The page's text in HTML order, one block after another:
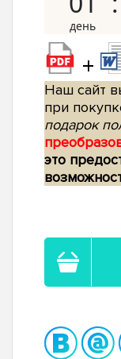
+
Наш сайт
при
подарок
это